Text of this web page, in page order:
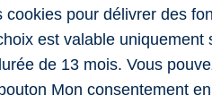
y compris
: cette protection ne
du mandat (ou s’il en avait
de la rupture, à l’instar de
cookies pour délivrer des
est valable uniquement
de 13 mois. Vous
Mon consentement